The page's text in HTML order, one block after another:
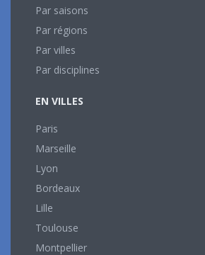
Par saisons
Par régions
Par villes
Par disciplines
EN VILLES
Paris
Marseille
Lyon
Bordeaux
Lille
Toulouse
Montpellier